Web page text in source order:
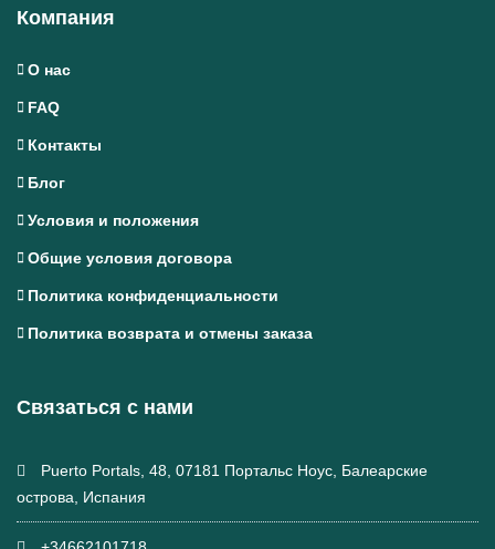
Компания
О нас
FAQ
Контакты
Блог
Условия и положения
Общие условия договора
Политика конфиденциальности
Политика возврата и отмены заказа
Связаться с нами
Puerto Portals, 48, 07181 Портальс Ноус, Балеарские
острова, Испания